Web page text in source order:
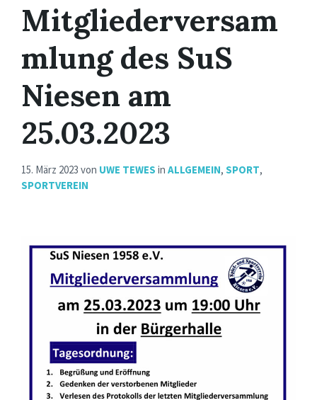
Mitgliederversam
mlung des SuS
Niesen am
25.03.2023
15. März 2023 von UWE TEWES in ALLGEMEIN, SPORT,
SPORTVEREIN